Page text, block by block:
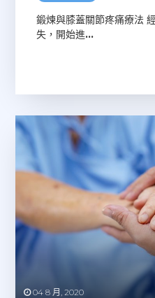
鍛煉與膝蓋關節疼痛療法
失，開始進…
04 8 月, 2020